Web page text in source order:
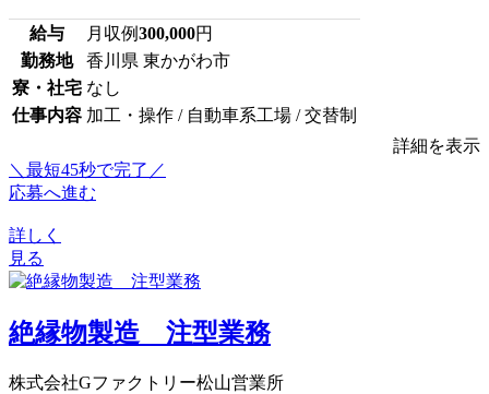
給与 月収例300,000円
勤務地
香川県 東かがわ市
寮・社宅 なし
仕事内容 加工・操作 / 自動車系工場 / 交替制
詳細を表示
＼最短45秒で完了／
応募へ進む
詳しく
見る
絶縁物製造 注型業務
株式会社Gファクトリー松山営業所